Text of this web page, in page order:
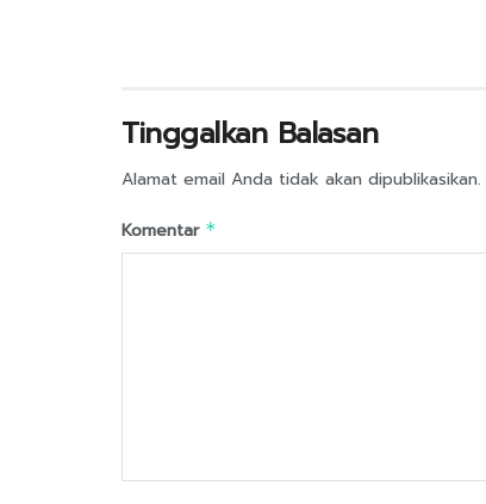
Tinggalkan Balasan
Alamat email Anda tidak akan dipublikasikan.
Komentar *